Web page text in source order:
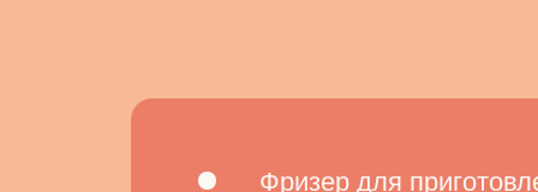
Фризер для